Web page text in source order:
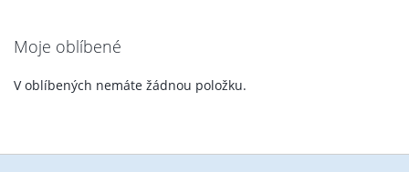
Moje oblíbené
V oblíbených nemáte žádnou položku.